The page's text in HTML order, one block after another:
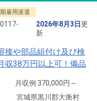
雇用派遣
2026年8月3日更
新
接や部品組付け及び検
収38万円以上可！備品
ーム寮完備！赴任旅費
気の土日休み！昇給
月収例 370,000円～
390,000円
宮城県黒川郡大衡村